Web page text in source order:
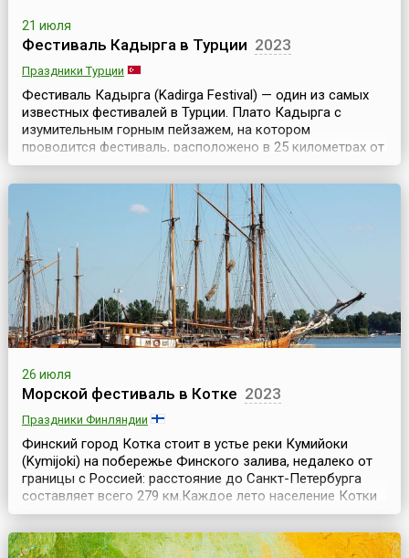
21 июля
Фестиваль Кадырга в Турции 2023
Праздники Турции
Фестиваль Кадырга (Kadirga Festival) — один из самых
известных фестивалей в Турции. Плато Кадырга с
изумительным горным пейзажем, на котором
проводится фестиваль, расположено в 25 километрах от
города Тоня провинции Трабзон (Trabzon).Жители
примыкающих к плато районов собираются на плато на
третьей неделе июля и три дня проводят в шумном
веселье. Некоторые из фестивальных мероприятий
предп...
26 июля
Морской фестиваль в Котке 2023
Праздники Финляндии
Финский город Котка стоит в устье реки Кумийоки
(Kymijoki) на побережье Финского залива, недалеко от
границы с Россией: расстояние до Санкт-Петербурга
составляет всего 279 км.Каждое лето население Котки
на несколько июльских дней увеличивается на
несколько тысяч человек. Со всего мира съезжаются
сюда люди на широко известный Морской фестиваль